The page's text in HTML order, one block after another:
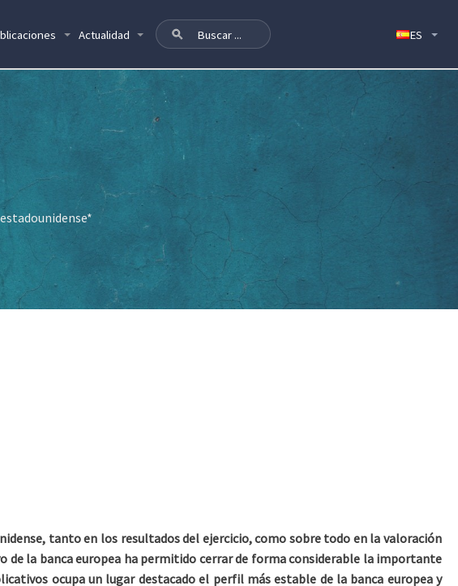
Actualidad
tanto en los resultados del ejercicio, como sobre todo en la valoración
la banca europea ha permitido cerrar de forma considerable la importante
ocupa un lugar destacado el perfil más estable de la banca europea y